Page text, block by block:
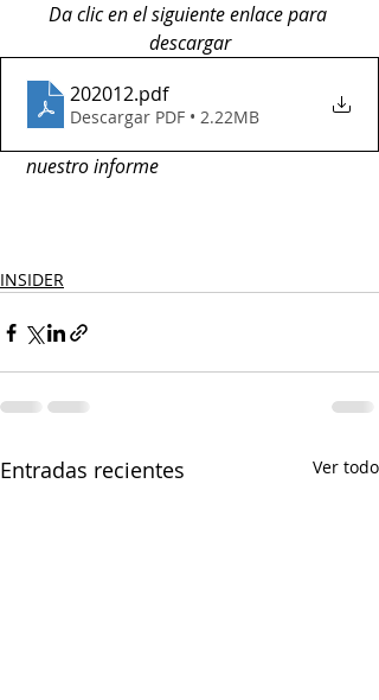
Da clic en el siguiente enlace para
descargar
202012.pdf
Descargar PDF • 2.22MB
nuestro informe
INSIDER
Entradas recientes Ver todo